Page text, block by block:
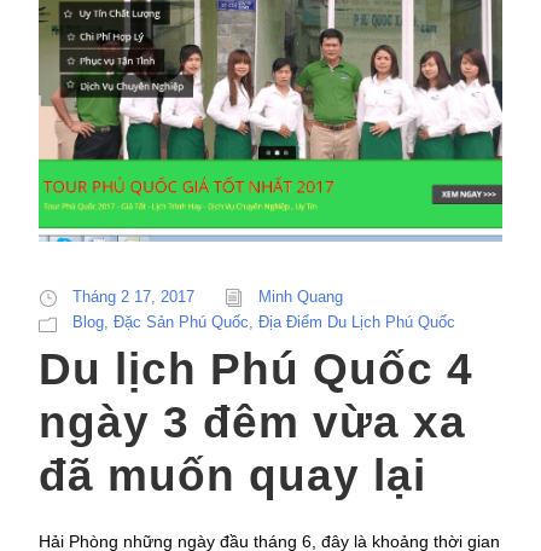
Tháng 2 17, 2017
Minh Quang
Blog, Đặc Sản Phú Quốc, Địa Điểm Du Lịch Phú Quốc
Du lịch Phú Quốc 4
ngày 3 đêm vừa xa
đã muốn quay lại
Hải Phòng những ngày đầu tháng 6, đây là khoảng thời gian